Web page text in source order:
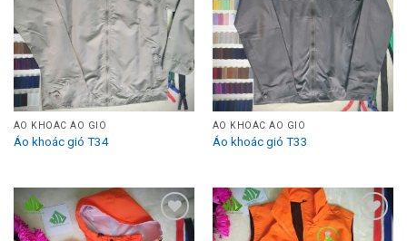
Add to
Wishlist
ÁO KHOÁC ÁO GIÓ
Áo khoác gió T34
Add to
Wishlist
ÁO KHOÁC ÁO GIÓ
Áo khoác gió T33